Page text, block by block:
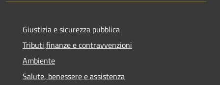
Giustizia e sicurezza pubblica
Tributi,finanze e contravvenzioni
Ambiente
Salute, benessere e assistenza